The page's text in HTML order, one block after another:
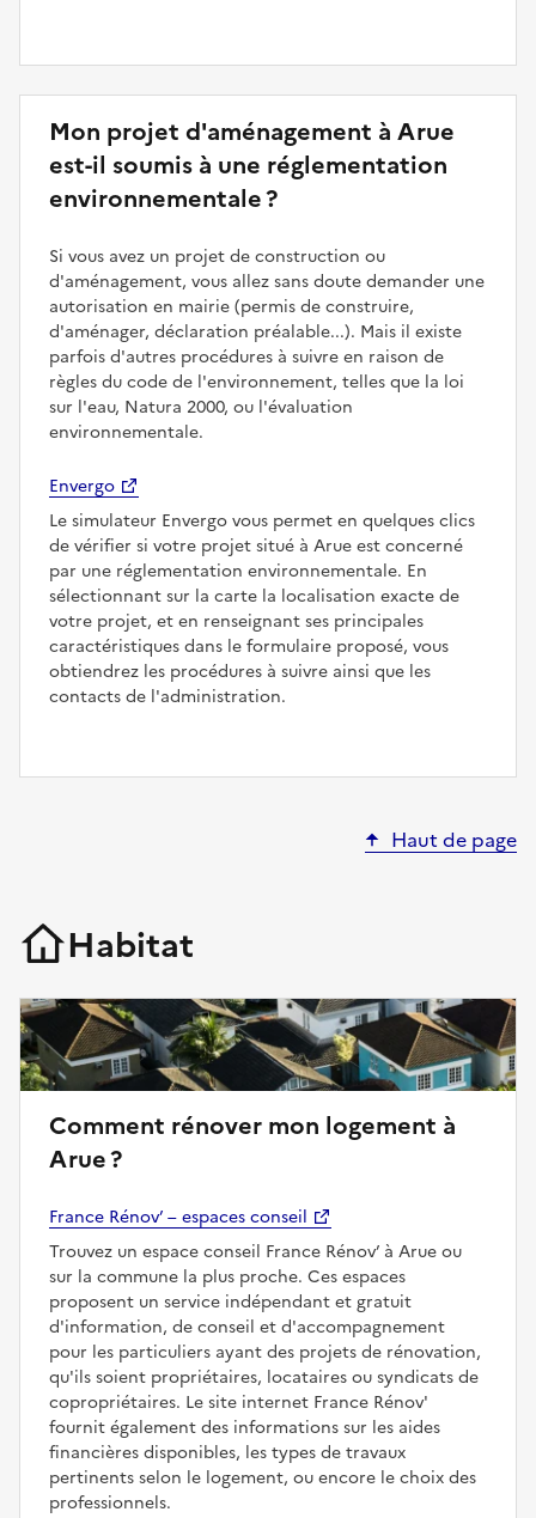
Mon projet d'aménagement à Arue
est-il soumis à une réglementation
environnementale ?
Si vous avez un projet de construction ou
d'aménagement, vous allez sans doute demander une
autorisation en mairie (permis de construire,
d'aménager, déclaration préalable...). Mais il existe
parfois d'autres procédures à suivre en raison de
règles du code de l'environnement, telles que la loi
sur l'eau, Natura 2000, ou l'évaluation
environnementale.
Envergo
Le simulateur Envergo vous permet en quelques clics
de vérifier si votre projet situé à Arue est concerné
par une réglementation environnementale. En
sélectionnant sur la carte la localisation exacte de
votre projet, et en renseignant ses principales
caractéristiques dans le formulaire proposé, vous
obtiendrez les procédures à suivre ainsi que les
contacts de l'administration.
Haut de page
Habitat
Comment rénover mon logement à
Arue ?
France Rénov’ – espaces conseil
Trouvez un espace conseil France Rénov’ à Arue ou
sur la commune la plus proche. Ces espaces
proposent un service indépendant et gratuit
d'information, de conseil et d'accompagnement
pour les particuliers ayant des projets de rénovation,
qu'ils soient propriétaires, locataires ou syndicats de
copropriétaires. Le site internet France Rénov'
fournit également des informations sur les aides
financières disponibles, les types de travaux
pertinents selon le logement, ou encore le choix des
professionnels.